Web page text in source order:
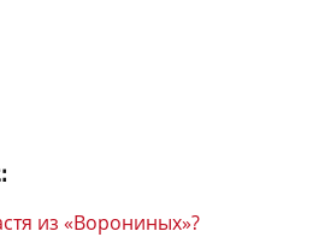
из «Ворониных»?